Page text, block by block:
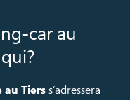
car au
au Tierss’adressera